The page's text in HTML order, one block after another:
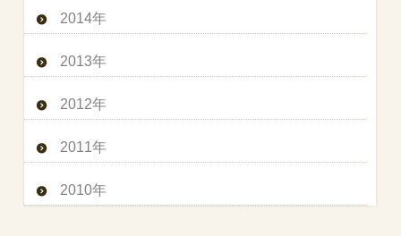
2014年
2013年
2012年
2011年
2010年